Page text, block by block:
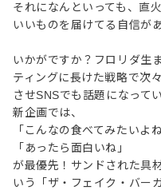
それになんといっても、直
いいものを届けてる自信が
いかがですか？フロリダ生
ティングに長けた戦略で次
させSNSでも話題になってい
新企画では、
「こんなの食べてみたいよね
「あったら面白いね」
が最優先！サンドされた具
いう「ザ・フェイク・バー